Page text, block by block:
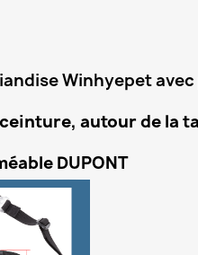
Winhyepet
autour de la
DUPONT